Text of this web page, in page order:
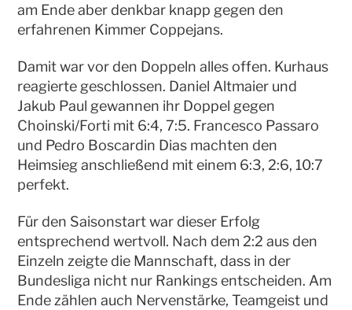
am Ende aber denkbar knapp gegen den
erfahrenen Kimmer Coppejans.
Damit war vor den Doppeln alles offen. Kurhaus
reagierte geschlossen. Daniel Altmaier und
Jakub Paul gewannen ihr Doppel gegen
Choinski/Forti mit 6:4, 7:5. Francesco Passaro
und Pedro Boscardin Dias machten den
Heimsieg anschließend mit einem 6:3, 2:6, 10:7
perfekt.
Für den Saisonstart war dieser Erfolg
entsprechend wertvoll. Nach dem 2:2 aus den
Einzeln zeigte die Mannschaft, dass in der
Bundesliga nicht nur Rankings entscheiden. Am
Ende zählen auch Nervenstärke, Teamgeist und